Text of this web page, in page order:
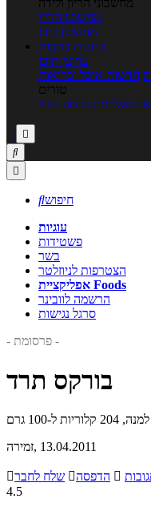
מחשבוני הריון ולידה
מחשבון הריון
מחשבון ביוץ
כתבות כתבות
ערוצי תוכן
חדשות אוכל ובריאות
טורים
משלימה גורמה ביתי



חיפוש
עוגיות
פשטידות
בשר
הצטרפות לניוזלטר
אפליקציית Foods
הרשמה לוובינר
סרגל נגישות
- פרסומת -
בורקס תרד
זמירה, 13.04.2011
שלח לחבר הדפסה 
4.5